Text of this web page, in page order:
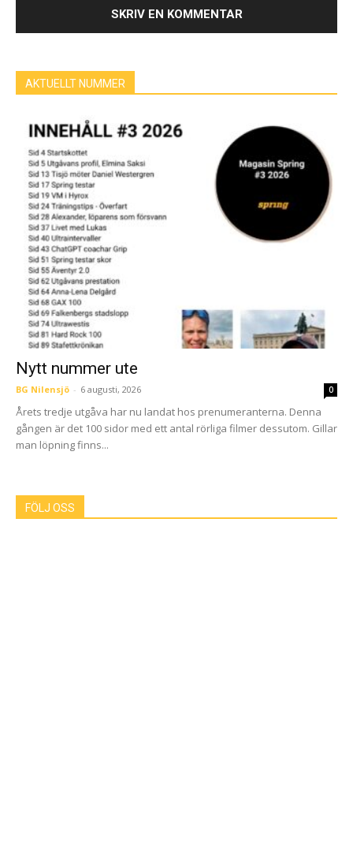
AKTUELLT NUMMER
Nytt nummer ute
BG Nilensjö - 6 augusti, 2026 0
Årets tredje utgåva har nu landat hos prenumeranterna. Denna
gången är det 100 sidor med ett antal rörliga filmer dessutom. Gillar
man löpning finns...
FÖLJ OSS